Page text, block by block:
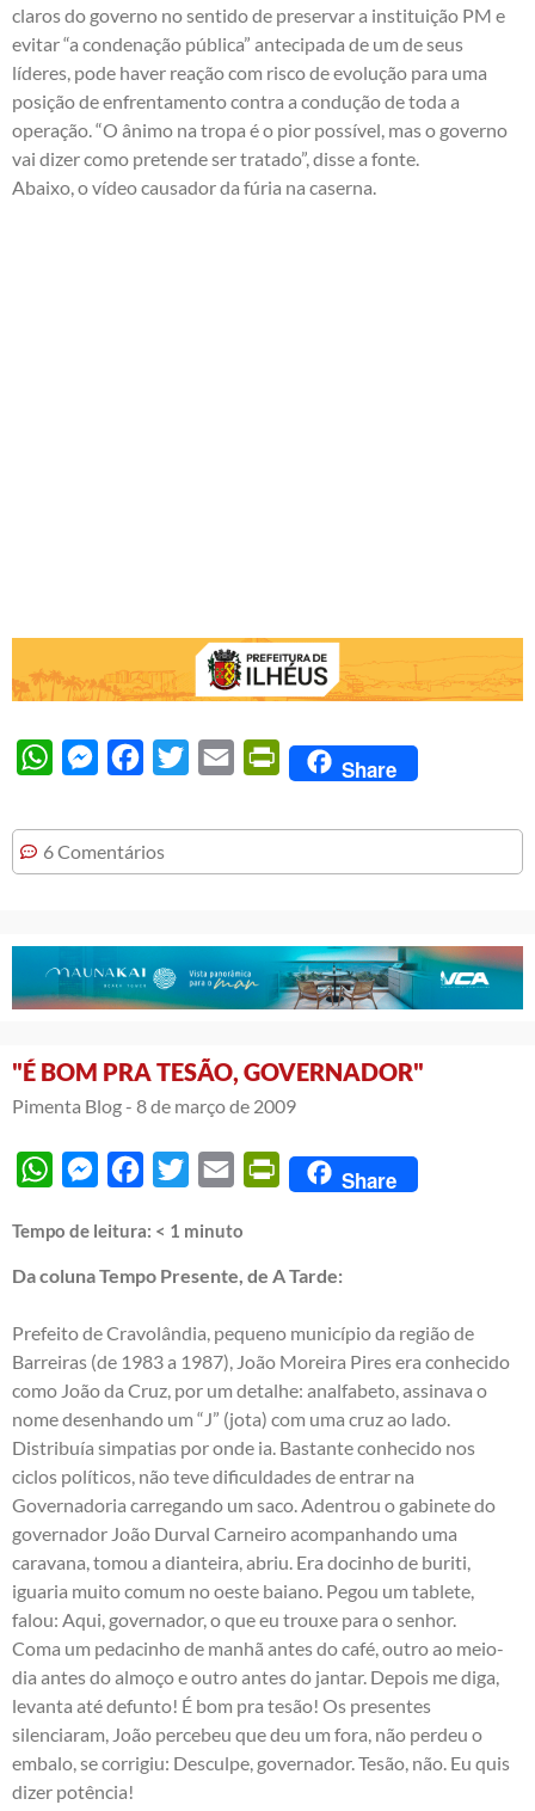
claros do governo no sentido de preservar a instituição PM e
evitar “a condenação pública” antecipada de um de seus
líderes, pode haver reação com risco de evolução para uma
posição de enfrentamento contra a condução de toda a
operação. “O ânimo na tropa é o pior possível, mas o governo
vai dizer como pretende ser tratado”, disse a fonte.
Abaixo, o vídeo causador da fúria na caserna.
WhatsAppMessengerFacebook
Twitter Email PrintFriendly
Share
6 Comentários
"É BOM PRA TESÃO, GOVERNADOR"
Pimenta Blog - 8 de março de 2009
WhatsAppMessengerFacebook
Twitter Email PrintFriendly
Share
Tempo de leitura: < 1 minuto
Da coluna Tempo Presente, de A Tarde:
Prefeito de Cravolândia, pequeno município da região de
Barreiras (de 1983 a 1987), João Moreira Pires era conhecido
como João da Cruz, por um detalhe: analfabeto, assinava o
nome desenhando um “J” (jota) com uma cruz ao lado.
Distribuía simpatias por onde ia. Bastante conhecido nos
ciclos políticos, não teve dificuldades de entrar na
Governadoria carregando um saco. Adentrou o gabinete do
governador João Durval Carneiro acompanhando uma
caravana, tomou a dianteira, abriu. Era docinho de buriti,
iguaria muito comum no oeste baiano. Pegou um tablete,
falou: Aqui, governador, o que eu trouxe para o senhor.
Coma um pedacinho de manhã antes do café, outro ao meio-
dia antes do almoço e outro antes do jantar. Depois me diga,
levanta até defunto! É bom pra tesão! Os presentes
silenciaram, João percebeu que deu um fora, não perdeu o
embalo, se corrigiu: Desculpe, governador. Tesão, não. Eu quis
dizer potência!